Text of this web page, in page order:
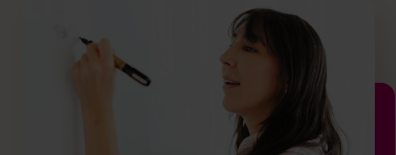
+852 2319 4705
info@cfocentre.com.hk